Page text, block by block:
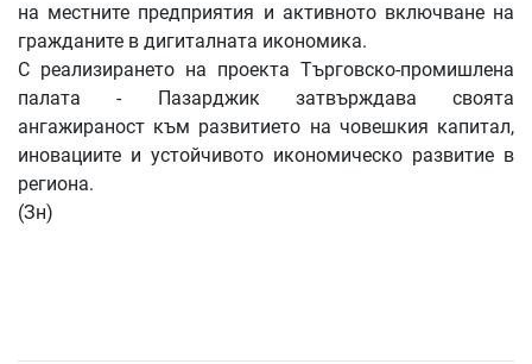
на местните предприятия и активното включване на
гражданите в дигиталната икономика.
С реализирането на проекта Търговско-промишлена
палата - Пазарджик затвърждава своята
ангажираност към развитието на човешкия капитал,
иновациите и устойчивото икономическо развитие в
региона.
(Зн)